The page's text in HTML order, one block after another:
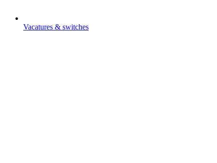
Vacatures & switches